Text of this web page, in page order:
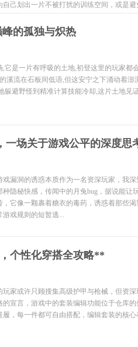
己划出一片不被打扰的训练空间，或是
的孤独与炽热
它是一片有呼吸的土地,初登这里的玩家都
溪流在石板间低语,但这安宁之下涌动着澎
躲避野怪到精准计算技能冷却,这片土地见
一场关于游戏公平的深度思
漏洞的诱惑本质作为一名资深玩家，我
隐秘快感，传闻中的月兔bug，据说能让
它像一颗裹着糖衣的毒药，诱惑着那些渴
戏规则的短暂逃...
个性化穿搭全攻略**
家或许只顾搜集高级护甲与枪械，但资
宣言，游戏中的套装编辑功能位于仓库
，每一件都可自由搭配，编辑套装的核心